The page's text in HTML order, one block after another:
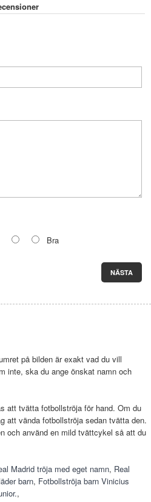
Bra
NÄSTA
på bilden är exakt vad du vill
inte, ska du ange önskat namn och
att tvätta fotbollströja för hand. Om du
att vända fotbollströja sedan tvätta den.
och använd en mild tvättcykel så att du
Madrid tröja med eget namn, Real
barn, Fotbollströja barn Vinicius
,